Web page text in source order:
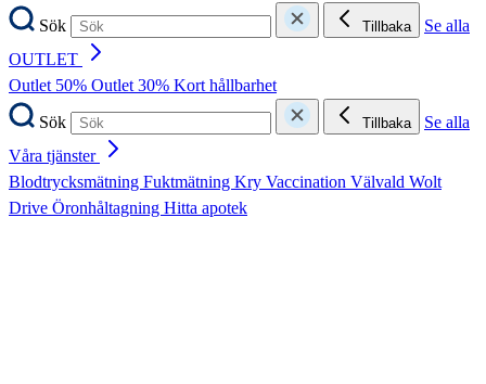
Sök
Tillbaka
Se alla
OUTLET
Outlet 50% Outlet 30% Kort hållbarhet
Sök
Tillbaka
Se alla
Våra tjänster
Blodtrycksmätning Fuktmätning Kry Vaccination Välvald Wolt
Drive Öronhåltagning Hitta apotek